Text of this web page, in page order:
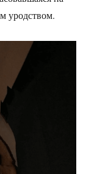
уродством.